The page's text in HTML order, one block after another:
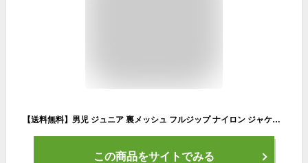
【送料無料】男児 ジュニア 裏メッシュ フルジップ ナイロン ジャケット FILA/フィラ ウィンドブレーカー アウター リフレクター 子供服 男の子 140cm 150cm 160cm a-1802-nv【メール便対応】
この商品をサイトでみる